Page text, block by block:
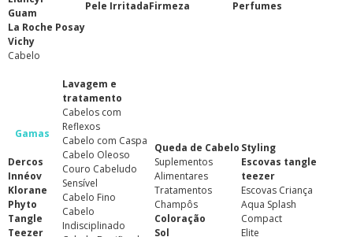
Guam
La Roche Posay
Vichy
Pele IrritadaFirmeza
Perfumes
Cabelo
Gamas
Dercos
Innéov
Klorane
Phyto
Tangle
Teezer
Lavagem e
tratamento
Cabelos com
Reflexos
Cabelo com Caspa
Cabelo Oleoso
Couro Cabeludo
Sensível
Cabelo Fino
Cabelo
Indisciplinado
Queda de Cabelo
Suplementos
Alimentares
Tratamentos
Champôs
Coloração
Sol
Styling
Escovas tangle
teezer
Escovas Criança
Aqua Splash
Compact
Elite